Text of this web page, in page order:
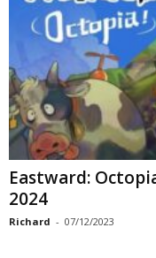
Eastward:
2024
Richard - 07/12/2023